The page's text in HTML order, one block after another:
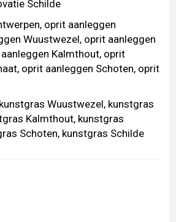
Schilde
, oprit aanleggen
Wuustwezel, oprit aanleggen
Kalmthout, oprit
, oprit aanleggen Schoten, oprit
kunstgras Wuustwezel, kunstgras
Kalmthout, kunstgras
Schoten, kunstgras Schilde